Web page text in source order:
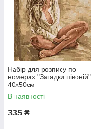
Набір для розпису по
номерах "Загадки півоній"
40х50см
В наявності
335 ₴